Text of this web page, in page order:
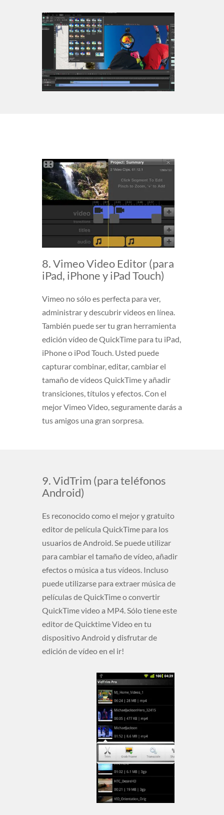
8. Vimeo Video Editor (para
iPad, iPhone y iPad Touch)
Vimeo no sólo es perfecta para ver,
administrar y descubrir videos en línea.
También puede ser tu gran herramienta
edición vídeo de QuickTime para tu iPad,
iPhone o iPod Touch. Usted puede
capturar combinar, editar, cambiar el
tamaño de vídeos QuickTime y añadir
transiciones, títulos y efectos. Con el
mejor Vimeo Video, seguramente darás a
tus amigos una gran sorpresa.
9. VidTrim (para teléfonos
Android)
Es reconocido como el mejor y gratuito
editor de película QuickTime para los
usuarios de Android. Se puede utilizar
para cambiar el tamaño de vídeo, añadir
efectos o música a tus vídeos. Incluso
puede utilizarse para extraer música de
películas de QuickTime o convertir
QuickTime video a MP4. Sólo tiene este
editor de Quicktime Video en tu
dispositivo Android y disfrutar de
edición de vídeo en el ir!